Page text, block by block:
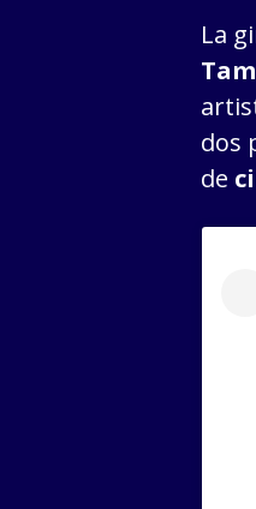
La
dos
de